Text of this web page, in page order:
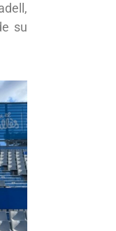
su